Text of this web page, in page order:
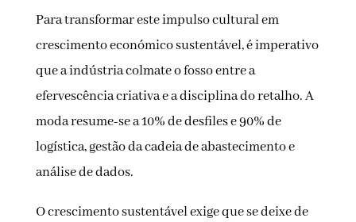
Para transformar este impulso cultural em
crescimento económico sustentável, é imperativo
que a indústria colmate o fosso entre a
efervescência criativa e a disciplina do retalho. A
moda resume-se a 10% de desfiles e 90% de
logística, gestão da cadeia de abastecimento e
análise de dados.
O crescimento sustentável exige que se deixe de